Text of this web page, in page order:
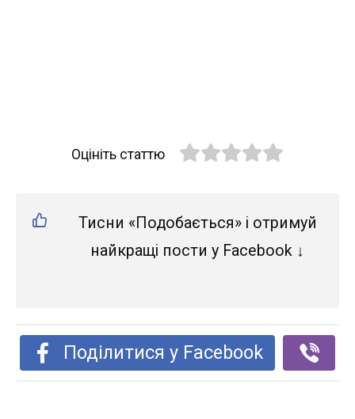
Оцініть статтю
Тисни «Подобається» і отримуй
найкращі пости у Facebook ↓
Поділитися у Facebook